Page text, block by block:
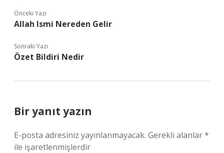
Önceki Yazı
Allah Ismi Nereden Gelir
Sonraki Yazı
Özet Bildiri Nedir
Bir yanıt yazın
E-posta adresiniz yayınlanmayacak. Gerekli alanlar*
ile işaretlenmişlerdir